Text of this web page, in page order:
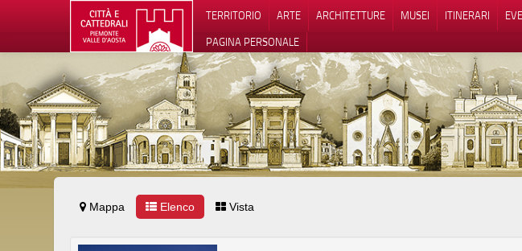
TERRITORIO ARTE ARCHITETTURE MUSEI ITINERARI
PAGINA PERSONALE
Mappa Elenco Vista Le